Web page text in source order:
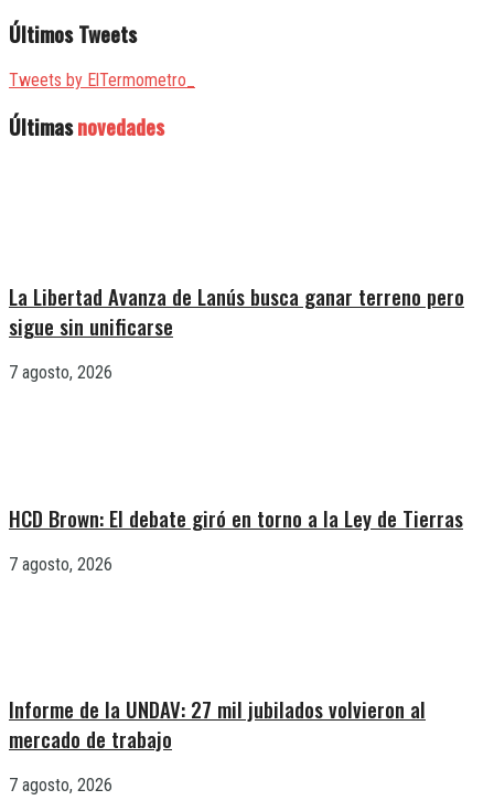
Últimos Tweets
Tweets by ElTermometro_
Últimasnovedades
La Libertad Avanza de Lanús busca ganar terreno pero
sigue sin unificarse
7 agosto, 2026
HCD Brown: El debate giró en torno a la Ley de Tierras
7 agosto, 2026
Informe de la UNDAV: 27 mil jubilados volvieron al
mercado de trabajo
7 agosto, 2026